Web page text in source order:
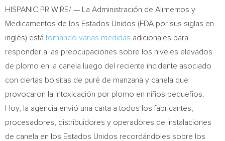
HISPANIC PR WIRE/ — La Administración de Alimentos y
Medicamentos de los Estados Unidos (FDA por sus siglas en
inglés) estátomando varias medidas adicionales para
responder a las preocupaciones sobre los niveles elevados
de plomo en la canela luego del reciente incidente asociado
con ciertas bolsitas de puré de manzana y canela que
provocaron la intoxicación por plomo en niños pequeños.
Hoy, la agencia envió una carta a todos los fabricantes,
procesadores, distribuidores y operadores de instalaciones
de canela en los Estados Unidos recordándoles sobre los